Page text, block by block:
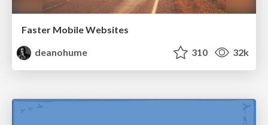
Faster Mobile Websites
deanohume
310 32k